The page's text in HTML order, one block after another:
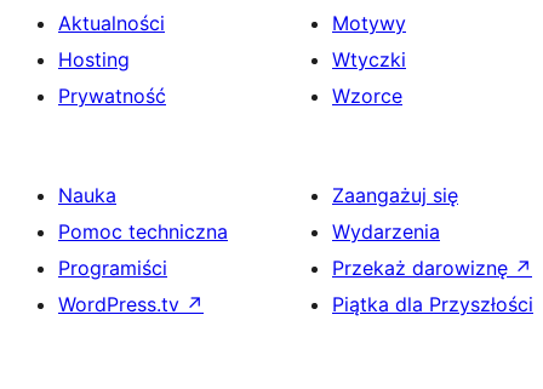
Aktualności
Hosting
Prywatność
Motywy
Wtyczki
Wzorce
Nauka
Pomoc techniczna
Programiści
WordPress.tv ↗
Zaangażuj się
Wydarzenia
Przekaż darowiznę ↗
Piątka dla Przyszłości